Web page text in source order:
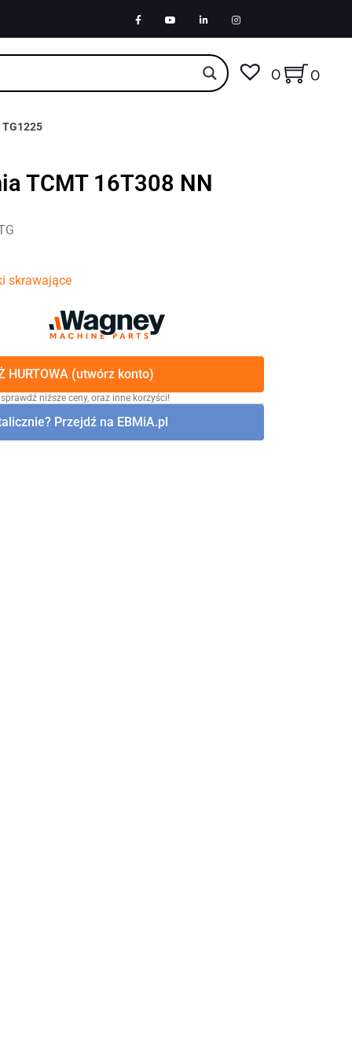
0 0
TG1225
TCMT 16T308 NN
skrawające
HURTOWA (utwórz konto)
niższe ceny, oraz inne korzyści!
Przejdź na EBMiA.pl